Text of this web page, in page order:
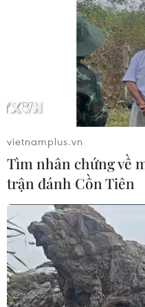
Phó Tổng Biên tập:
Sở hữu trí tuệ
RSS
Dịch vụ tin
Liên hệ
Giấy phép số: 1374/GP-
cấp ngày 11/9/2008.
Quảng cáo: Phó TBT
tamvna@gmail.com
vietnamplus.vn
Tìm nhân chứng về
trận đánh Cồn Tiên